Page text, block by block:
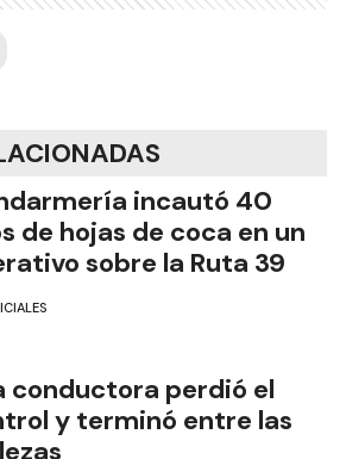
incautó 40
de hojas de coca en un
sobre la Ruta 39
conductora perdió el
y terminó entre las